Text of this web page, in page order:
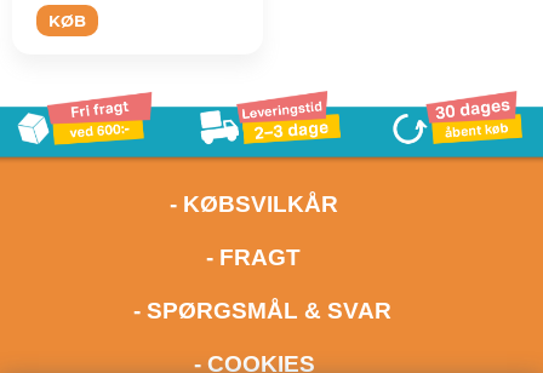
KØB
- KØBSVILKÅR
- FRAGT
- SPØRGSMÅL & SVAR
- COOKIES